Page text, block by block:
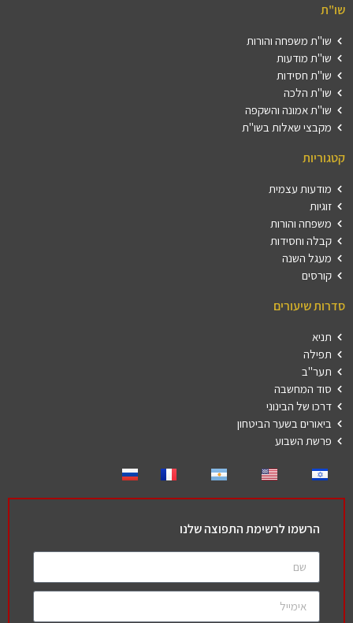
שו"ת
שו"ת משפחה והורות
שו"ת מודעות
שו"ת חסידות
שו"ת הלכה
שו"ת אמונה והשקפה
מקבצי שאלות בשו"ת
קטגוריות
מודעות עצמית
זוגיות
משפחה והורות
קבלה וחסידות
מעגל השנה
קורסים
סדרות שיעורים
תניא
תפילה
תער"ב
סוד המחשבה
דרכו של הבינוני
ביאורים בשער הביטחון
פרשת השבוע
הרשמו לרשימת התפוצה שלנו